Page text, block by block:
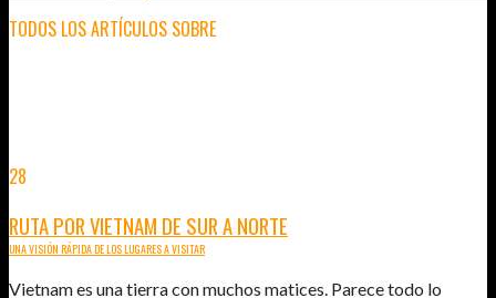
TODOS LOS ARTÍCULOS SOBRE
28
RUTA POR VIETNAM DE SUR A NORTE
UNA VISIÓN RÁPIDA DE LOS LUGARES A VISITAR
Vietnam es una tierra con muchos matices. Parece todo lo